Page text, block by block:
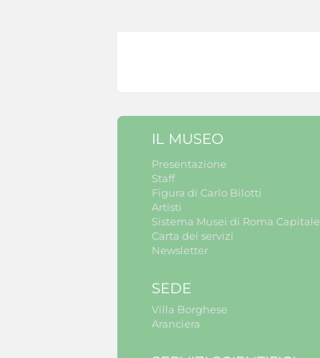
IL MUSEO
Presentazione
Staff
Figura di Carlo Bilotti
Artisti
Sistema Musei di Roma Capitale
Carta dei servizi
Newsletter
SEDE
Villa Borghese
Aranciera